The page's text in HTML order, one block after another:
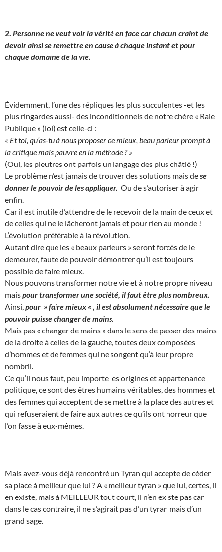
2. Personne ne veut voir la vérité en face car chacun craint de
devoir ainsi se remettre en cause à chaque instant et pour
chaque domaine de la vie.
Évidemment, l’une des répliques les plus succulentes -et les
plus ringardes aussi- des inconditionnels de notre chère « Raie
Publique » (lol) est celle-ci :
« Et toi, qu’as-tu à nous proposer de mieux, beau parleur prompt à
la critique mais pauvre en la méthode ? »
(Oui, les pleutres ont parfois un langage des plus châtié !)
Le problème n’est jamais de trouver des solutions mais dese
donner le pouvoir de les appliquer. Ou de s’autoriser à agir
enfin.
Car il est inutile d’attendre de le recevoir de la main de ceux et
de celles qui ne le lâcheront jamais et pour rien au monde !
L’évolution préférable à la révolution.
Autant dire que les « beaux parleurs » seront forcés de le
demeurer, faute de pouvoir démontrer qu’il est toujours
possible de faire mieux.
Nous pouvons transformer notre vie et à notre propre niveau
maispour transformer une société, il faut être plus nombreux.
Ainsi, pour » faire mieux « , il est absolument nécessaire que le
pouvoir puisse changer de mains.
Mais pas « changer de mains » dans le sens de passer des mains
de la droite à celles de la gauche, toutes deux composées
d’hommes et de femmes qui ne songent qu’à leur propre
nombril.
Ce qu’il nous faut, peu importe les origines et appartenance
politique, ce sont des êtres humains véritables, des hommes et
des femmes qui acceptent de se mettre à la place des autres et
qui refuseraient de faire aux autres ce qu’ils ont horreur que
l’on fasse à eux-mêmes.
Mais avez-vous déjà rencontré un Tyran qui accepte de céder
sa place à meilleur que lui ? A « meilleur tyran » que lui, certes, il
en existe, mais à MEILLEUR tout court, il n’en existe pas car
dans le cas contraire, il ne s’agirait pas d’un tyran mais d’un
grand sage.